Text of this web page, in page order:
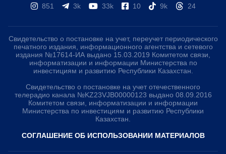
851 3k 33k 10 9k 24
Свидетельство о постановке на учет, переучет периодического
печатного издания, информационного агентства и сетевого
издания №17614-ИА выдано 15.03.2019 Комитетом связи,
информатизации и информации Министерства по
инвестициям и развитию Республики Казахстан.
Свидетельство о постановке на учет отечественного
телерадио канала №KZ23VJB00000123 выдано 08.09.2016
Комитетом связи, информатизации и информации
Министерства по инвестициям и развитию Республики
Казахстан.
СОГЛАШЕНИЕ ОБ ИСПОЛЬЗОВАНИИ МАТЕРИАЛОВ